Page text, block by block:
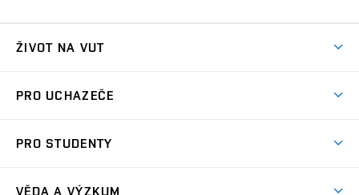
ŽIVOT NA VUT
Koleje
PRO UCHAZEČE
Dny otevřených dveří
PRO STUDENTY
VĚDA A VÝZKUM